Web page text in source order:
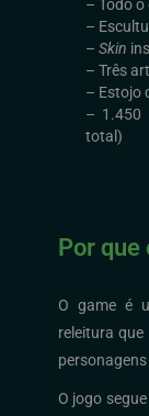
– Todo
–
– Skin
– Três
– Estojo
– 1.450
total)
Por que
O game é
releitura
O jogo